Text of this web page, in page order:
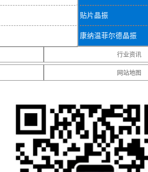
贴片晶振
康纳温菲尔德晶振
美国格林雷工业晶振
6035贴片晶振
2016贴片晶振
7.1*3.3mm贴片晶振
行业资讯
网站地图